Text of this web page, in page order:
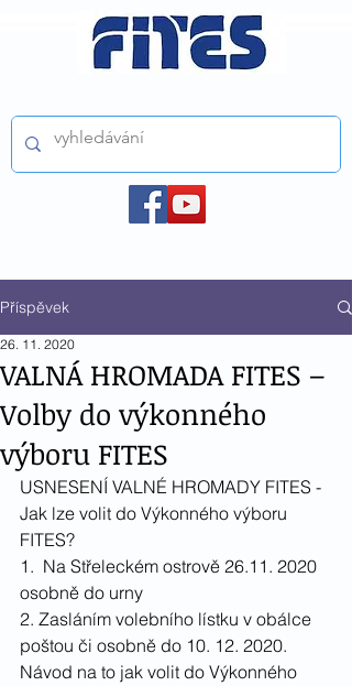
Příspěvek
VALNÁ HROMADA FITES –
Volby do výkonného
výboru FITES
26. 11. 2020
USNESENÍ VALNÉ HROMADY FITES -
Jak lze volit do Výkonného výboru
FITES?
1.  Na Střeleckém ostrově 26.11. 2020
osobně do urny
2. Zasláním volebního lístku v obálce
poštou či osobně do 10. 12. 2020.
Návod na to jak volit do Výkonného